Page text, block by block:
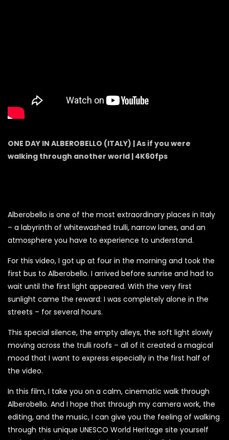
ONE DAY IN ALBEROBELLO (ITALY) | As if you were
walking through another world | 4K60fps
Alberobello is one of the most extraordinary places in Italy
– a labyrinth of whitewashed trulli, narrow lanes, and an
atmosphere you have to experience to understand.
For this video, I got up at four in the morning and took the
first bus to Alberobello. I arrived before sunrise and had to
wait until the first light appeared. With the very first
sunlight came the reward: I was completely alone in the
streets – for several hours.
This special silence, the empty alleys, the soft light slowly
moving across the trulli roofs – all of it created a magical
mood that I want to express especially in the first half of
the video.
In this film, I take you on a calm, cinematic walk through
Alberobello. And I hope that through my camera work, the
editing, and the music, I can give you the feeling of walking
through this unique UNESCO World Heritage site yourself